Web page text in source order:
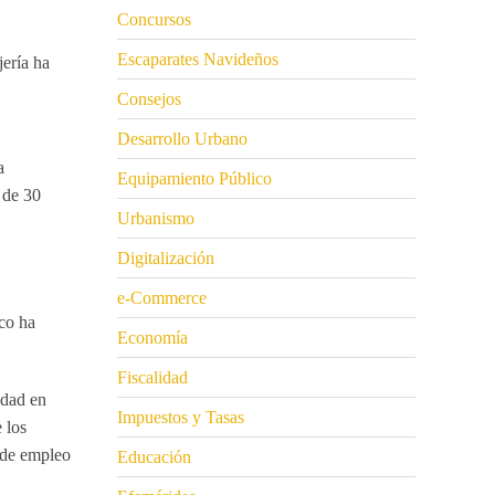
ha
30
ha
en
los
empleo
Concursos
Escaparates Navideños
Consejos
Desarrollo Urbano
Equipamiento Público
Urbanismo
Digitalización
e-Commerce
Economía
Fiscalidad
Impuestos y Tasas
Educación